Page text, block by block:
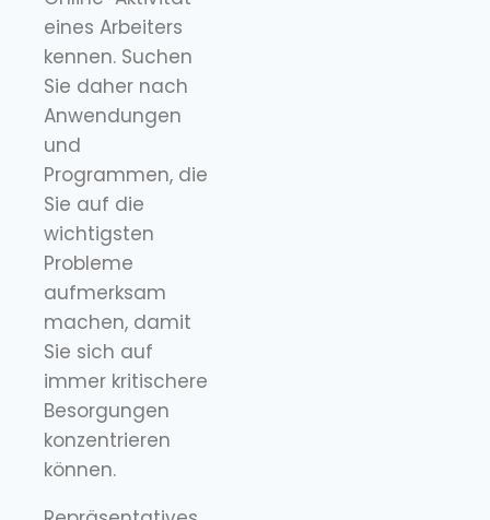
eines Arbeiters
kennen. Suchen
Sie daher nach
Anwendungen
und
Programmen, die
Sie auf die
wichtigsten
Probleme
aufmerksam
machen, damit
Sie sich auf
immer kritischere
Besorgungen
konzentrieren
können.